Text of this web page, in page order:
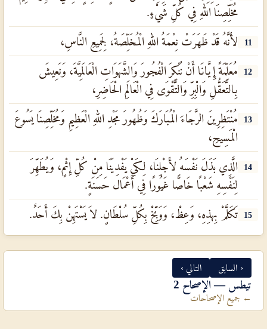
مُخَلِّصِنَا اللهِ فِي كُلِّ شَيْءٍ.
11 لأَنَّهُ قَدْ ظَهَرَتْ نِعْمَةُ اللهِ الْمُخَلِّصَةُ، لِجَمِيعِ النَّاسِ،
12
مُعَلِّمَةً إِيَّانَا أَنْ نُنْكِرَ الْفُجُورَ وَالشَّهَوَاتِ الْعَالَمِيَّةَ، وَنَعِيشَ
بِالتَّعَقُّلِ وَالْبِرِّ وَالتَّقْوَى فِي الْعَالَمِ الْحَاضِرِ،
13
مُنْتَظِرِينَ الرَّجَاءَ الْمُبَارَكَ وَظُهُورَ مَجْدِ اللهِ الْعَظِيمِ وَمُخَلِّصِنَا يَسُوعَ
الْمَسِيحِ،
14
الَّذِي بَذَلَ نَفْسَهُ لأَجْلِنَا، لِكَيْ يَفْدِيَنَا مِنْ كُلِّ إِثْمٍ، وَيُطَهِّرَ
لِنَفْسِهِ شَعْبًا خَاصًّا غَيُورًا فِي أَعْمَال حَسَنَةٍ.
15 تَكَلَّمْ بِهذِهِ، وَعِظْ، وَوَبِّخْ بِكُلِّ سُلْطَانٍ. لاَ يَسْتَهِنْ بِكَ أَحَدٌ.
‹ السابق التالي ›
تيطس — الإصحاح 2
← جميع الإصحاحات